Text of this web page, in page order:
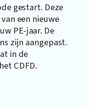
gestart. Deze
een nieuwe
PE-jaar. De
zijn aangepast.
in de
CDFD.